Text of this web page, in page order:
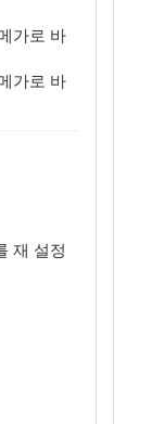
가로 바
가로 바
재 설정